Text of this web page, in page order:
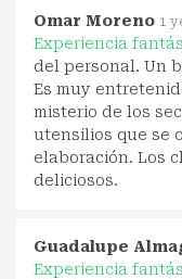
Omar Moreno 1
Experiencia
del personal. Un
Es muy
misterio de los
utensilios que se
elaboración. Los
deliciosos.
Guadalupe
Experiencia